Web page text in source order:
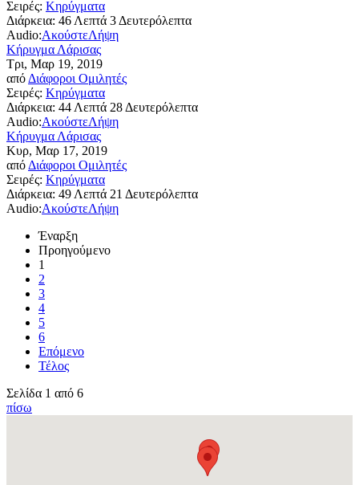
Σειρές: Κηρύγματα
Διάρκεια: 46 Λεπτά 3 Δευτερόλεπτα
Audio:ΑκούστεΛήψη
Κήρυγμα Λάρισας
Τρι, Μαρ 19, 2019
από Διάφοροι Ομιλητές
Σειρές: Κηρύγματα
Διάρκεια: 44 Λεπτά 28 Δευτερόλεπτα
Audio:ΑκούστεΛήψη
Κήρυγμα Λάρισας
Κυρ, Μαρ 17, 2019
από Διάφοροι Ομιλητές
Σειρές: Κηρύγματα
Διάρκεια: 49 Λεπτά 21 Δευτερόλεπτα
Audio:ΑκούστεΛήψη
Έναρξη
Προηγούμενο
1
2
3
4
5
6
Επόμενο
Τέλος
Σελίδα 1 από 6
πίσω